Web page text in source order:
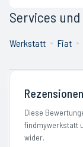
Services und
Werkstatt Fiat
Rezensionen
Diese
findmywerkstatt
wider.